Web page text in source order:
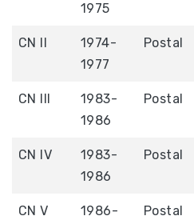
1975
CN II
1974-
1977
Postal
CN III
1983-
1986
Postal
CN IV
1983-
1986
Postal
CN V
1986-
Postal